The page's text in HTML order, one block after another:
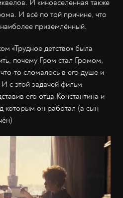
И киновселенная также
И всё по той причине, что
приземлённый.
«Трудное детство» была
почему Гром стал Громом,
то сломалось в его душе и
с этой задачей фильм
его отца Константина и
которым он работал (а сын